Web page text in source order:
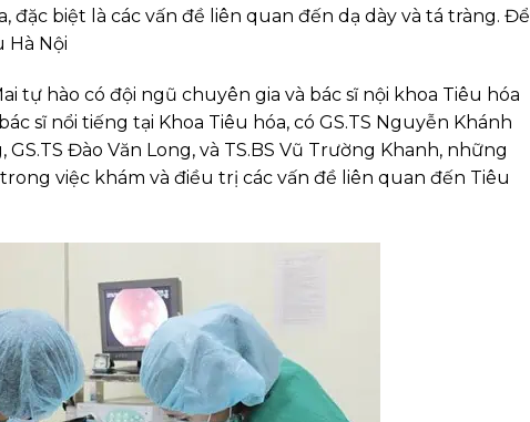
đặc biệt là các vấn đề liên quan đến dạ dày và tá tràng. Để
Hà Nội
tự hào có đội ngũ chuyên gia và bác sĩ nội khoa Tiêu hóa
sĩ nổi tiếng tại Khoa Tiêu hóa, có GS.TS Nguyễn Khánh
Đào Văn Long, và TS.BS Vũ Trường Khanh, những
việc khám và điều trị các vấn đề liên quan đến Tiêu